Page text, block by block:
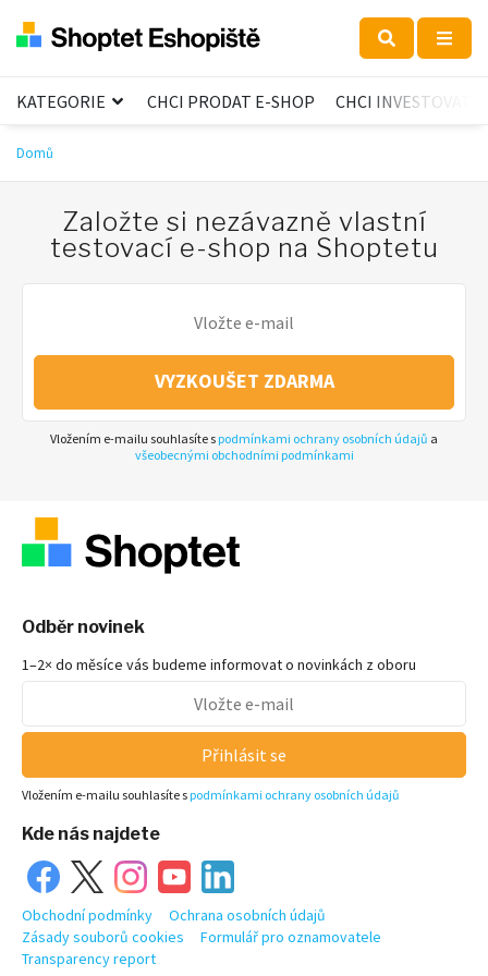
KATEGORIE CHCI PRODAT E-SHOP CHCI INVESTOVAT
Domů
Založte si nezávazně vlastní
testovací e-shop na Shoptetu
VYZKOUŠET ZDARMA
Vložením e-mailu souhlasíte s podmínkami ochrany osobních údajů a
všeobecnými obchodními podmínkami
Odběr novinek
1–2× do měsíce vás budeme informovat o novinkách z oboru
Přihlásit se
Vložením e-mailu souhlasíte s podmínkami ochrany osobních údajů
Kde nás najdete
Obchodní podmínky
Ochrana osobních údajů
Zásady souborů cookies
Formulář pro oznamovatele
Transparency report